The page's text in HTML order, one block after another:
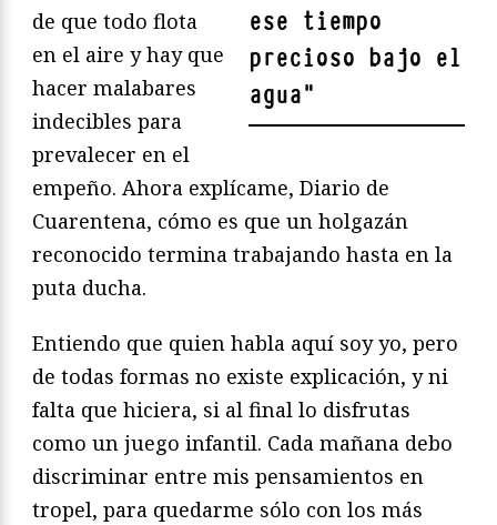
ese tiempo
precioso bajo el
agua"
de que todo flota
en el aire y hay que
hacer malabares
indecibles para
prevalecer en el
empeño. Ahora explícame, Diario de
Cuarentena, cómo es que un holgazán
reconocido termina trabajando hasta en la
puta ducha.
Entiendo que quien habla aquí soy yo, pero
de todas formas no existe explicación, y ni
falta que hiciera, si al final lo disfrutas
como un juego infantil. Cada mañana debo
discriminar entre mis pensamientos en
tropel, para quedarme sólo con los más